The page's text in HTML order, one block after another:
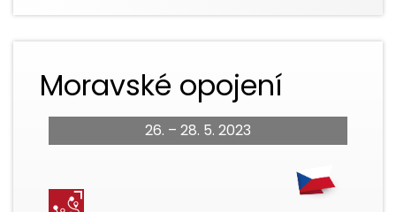
Moravské opojení
26. – 28. 5. 2023